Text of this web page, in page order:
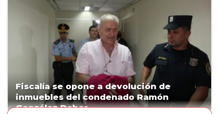
Fiscalía se opone a devolución de
inmuebles del condenado Ramón
González Daher